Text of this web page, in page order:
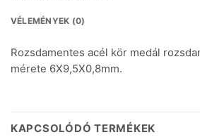
VÉLEMÉNYEK (0)
Rozsdamentes acél kör medál
mérete 6X9,5X0,8mm.
KAPCSOLÓDÓ TERMÉKEK